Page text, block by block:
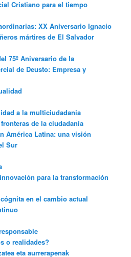
Cristiano para el tiempo
XX Aniversario Ignacio
mártires de El Salvador
75º Aniversario de la
de Deusto: Empresa y
a la multiciudadania
de la ciudadanía
América Latina: una visión
Sur
para la transformación
en el cambio actual
o realidades?
eta aurrerapenak